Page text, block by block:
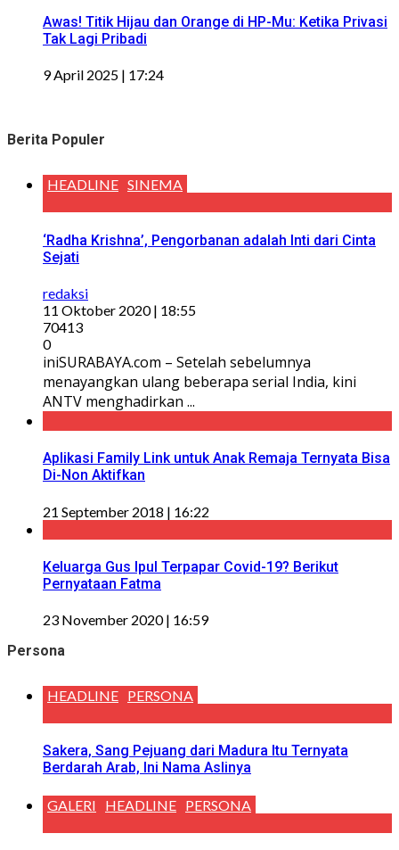
Awas! Titik Hijau dan Orange di HP-Mu: Ketika Privasi
Tak Lagi Pribadi
9 April 2025 | 17:24
Berita Populer
HEADLINE SINEMA
‘Radha Krishna’, Pengorbanan adalah Inti dari Cinta
Sejati
redaksi
11 Oktober 2020 | 18:55
70413
0
iniSURABAYA.com – Setelah sebelumnya
menayangkan ulang beberapa serial India, kini
ANTV menghadirkan ...
Aplikasi Family Link untuk Anak Remaja Ternyata Bisa
Di-Non Aktifkan
21 September 2018 | 16:22
Keluarga Gus Ipul Terpapar Covid-19? Berikut
Pernyataan Fatma
23 November 2020 | 16:59
Persona
HEADLINE PERSONA
Sakera, Sang Pejuang dari Madura Itu Ternyata
Berdarah Arab, Ini Nama Aslinya
GALERI HEADLINE PERSONA